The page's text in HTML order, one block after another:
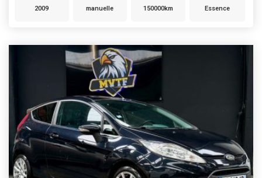
2009 manuelle 150000km Essence